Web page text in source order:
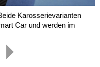
Karosserievarianten
Car und werden im